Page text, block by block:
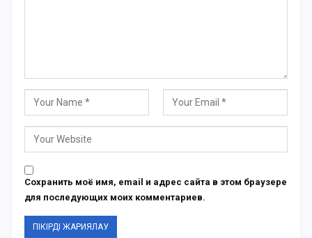
Сохранить моё имя, email и адрес сайта в этом браузере
для последующих моих комментариев.